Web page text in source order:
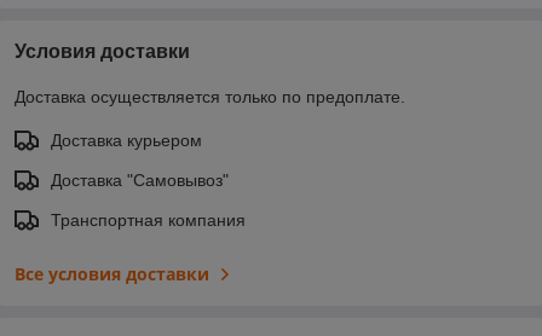
Условия доставки
Доставка осуществляется только по предоплате.
Доставка курьером
Доставка "Самовывоз"
Транспортная компания
Все условия доставки